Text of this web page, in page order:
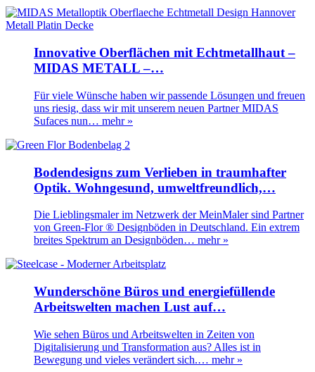
Innovative Oberflächen mit Echtmetallhaut –
MIDAS METALL –…
Für viele Wünsche haben wir passende Lösungen und freuen
uns riesig, dass wir mit unserem neuen Partner MIDAS
Sufaces nun… mehr »
Bodendesigns zum Verlieben in traumhafter
Optik. Wohngesund, umweltfreundlich,…
Die Lieblingsmaler im Netzwerk der MeinMaler sind Partner
von Green-Flor ® Designböden in Deutschland. Ein extrem
breites Spektrum an Designböden… mehr »
Wunderschöne Büros und energiefüllende
Arbeitswelten machen Lust auf…
Wie sehen Büros und Arbeitswelten in Zeiten von
Digitalisierung und Transformation aus? Alles ist in
Bewegung und vieles verändert sich.… mehr »